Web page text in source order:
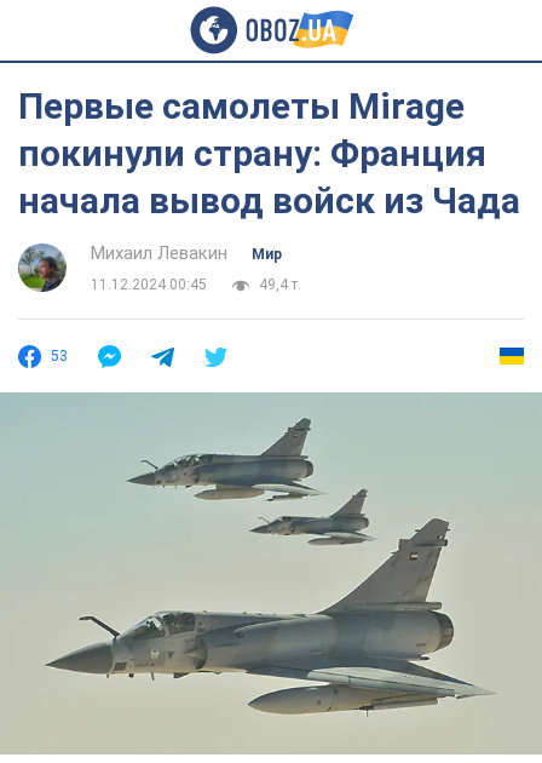
Первые самолеты Mirage
покинули страну: Франция
начала вывод войск из Чада
Михаил Левакин
Мир
11.12.2024 00:45
49,4 т.
53